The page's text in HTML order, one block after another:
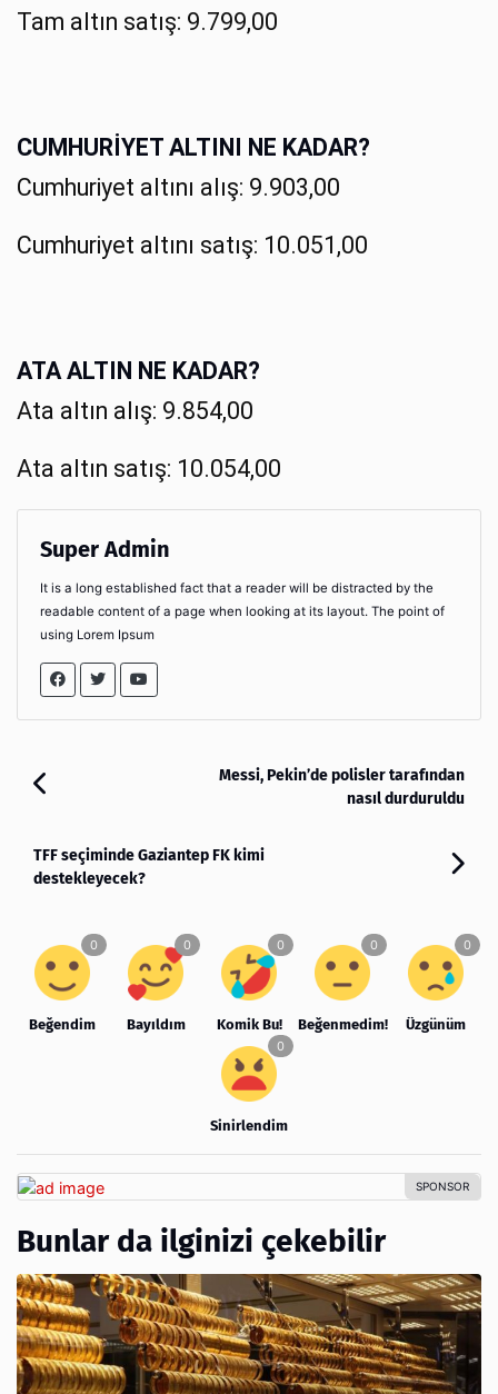
Tam altın satış: 9.799,00
CUMHURİYET ALTINI NE KADAR?
Cumhuriyet altını alış: 9.903,00
Cumhuriyet altını satış: 10.051,00
ATA ALTIN NE KADAR?
Ata altın alış: 9.854,00
Ata altın satış: 10.054,00
Super Admin
It is a long established fact that a reader will be distracted by the
readable content of a page when looking at its layout. The point of
using Lorem Ipsum
Messi, Pekin’de polisler tarafından
nasıl durduruldu
TFF seçiminde Gaziantep FK kimi
destekleyecek?
Beğendim Bayıldım Komik Bu! Beğenmedim! Üzgünüm
Sinirlendim
Bunlar da ilginizi çekebilir